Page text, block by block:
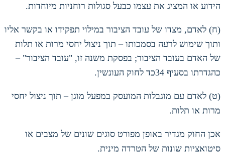
הידוע או המציג את עצמו כבעל סגולות רוחניות מיוחדות.
(ח) לאדם, מצדו של עובד הציבור במילוי תפקידו או בקשר אליו
ותוך שימוש לרעה בסמכותו – תוך ניצול יחסי מרות או תלות
של האדם בעובד הציבור; בפסקת משנה זו, "עובד הציבור" –
כהגדרתו בסעיף 34כד לחוק העונשין.
(ט) לאדם עם מוגבלות המועסק במפעל מוגן – תוך ניצול יחסי
מרות או תלות.
אכן החוק מגדיר באופן מפורט סוגים שונים של מצבים או
סיטואציות שונות של הטרדה מינית.